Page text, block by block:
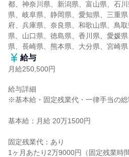
都、神奈川県、新潟県、富山県、石
県、岐阜県、静岡県、愛知県、三重
府、兵庫県、奈良県、和歌山県、鳥
県、山口県、徳島県、香川県、愛媛
県、長崎県、熊本県、大分県、宮崎
給与
月給250,500円
給与詳細
※基本給・固定残業代・一律手当の
基本給：月給 20万1500円
固定残業代：あり
1ヶ月あたり2万9000円（固定残業時